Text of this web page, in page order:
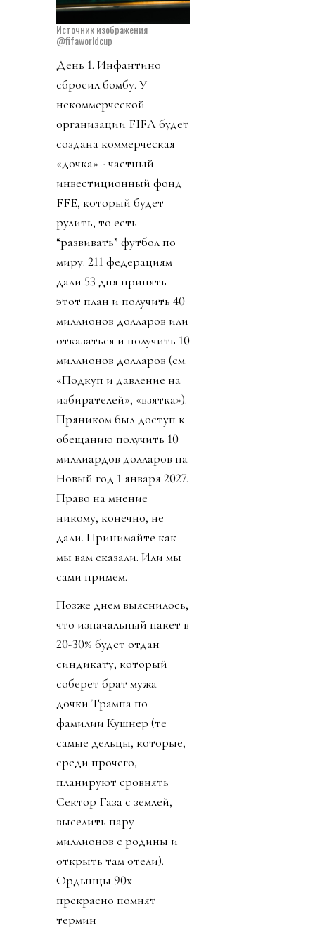
Источник изображения
@fifaworldcup
День 1. Инфантино
сбросил бомбу. У
некоммерческой
организации FIFA будет
создана коммерческая
«дочка» - частный
инвестиционный фонд
FFE, который будет
рулить, то есть
“развивать” футбол по
миру. 211 федерациям
дали 53 дня принять
этот план и получить 40
миллионов долларов или
отказаться и получить 10
миллионов долларов (см.
«Подкуп и давление на
избирателей», «взятка»).
Пряником был доступ к
обещанию получить 10
миллиардов долларов на
Новый год 1 января 2027.
Право на мнение
никому, конечно, не
дали. Принимайте как
мы вам сказали. Или мы
сами примем.
Позже днем выяснилось,
что изначальный пакет в
20-30% будет отдан
синдикату, который
соберет брат мужа
дочки Трампа по
фамилии Кушнер (те
самые дельцы, которые,
среди прочего,
планируют сровнять
Сектор Газа с землей,
выселить пару
миллионов с родины и
открыть там отели).
Ордынцы 90х
прекрасно помнят
термин